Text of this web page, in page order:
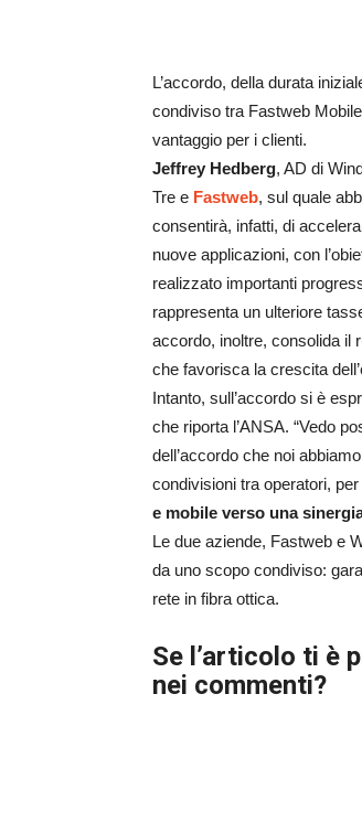
L’accordo, della durata
condiviso tra Fastweb
vantaggio per i clienti.
Jeffrey Hedberg, AD di
Tre e Fastweb, sul quale
consentirà, infatti, di
nuove applicazioni, con
realizzato importanti
rappresenta un ulteriore
accordo, inoltre, consolida il
che favorisca la crescita
Intanto, sull’accordo si è
che riporta l’ANSA. “Vedo
dell’accordo che noi
condivisioni tra operatori,
e mobile verso una
Le due aziende, Fastweb e
da uno scopo condiviso:
rete in fibra ottica.
Se l’articolo ti è
nei commenti?